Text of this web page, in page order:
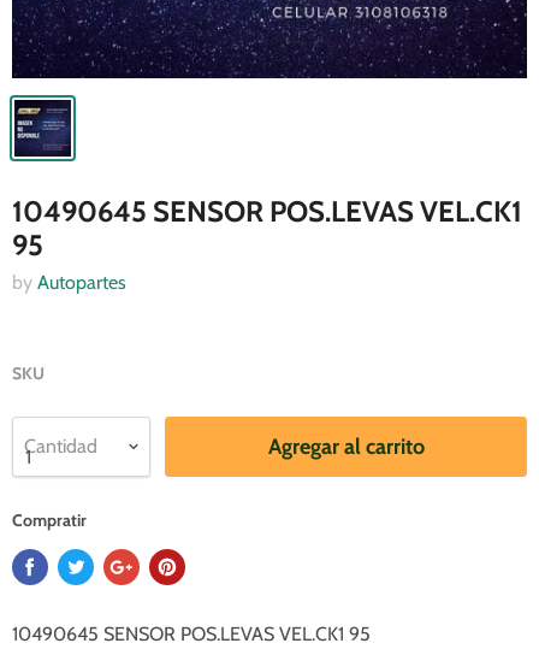
10490645 SENSOR POS.LEVAS VEL.CK1
95
by Autopartes
SKU
Cantidad Agregar al carrito
Compratir
10490645 SENSOR POS.LEVAS VEL.CK1 95